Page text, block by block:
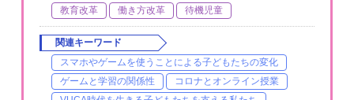
教育改革
働き方改革 待機児童
関連キーワード
スマホやゲームを使うことによる子どもたちの変化
ゲームと学習の関係性
コロナとオンライン授業